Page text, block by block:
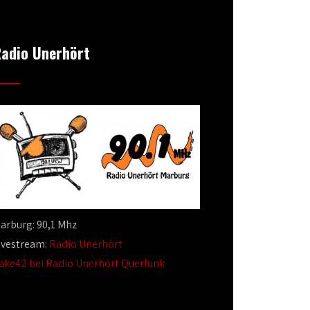
Unerhört
90,1 Mhz
Radio Unerhört
bei Radio Unerhört Querfunk